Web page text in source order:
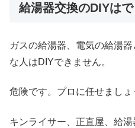
給湯器交換のDIYはで
ガスの給湯器、電気の給湯
な人はDIYできません。
危険です。プロに任せましょ
キンライサー、正直屋、給